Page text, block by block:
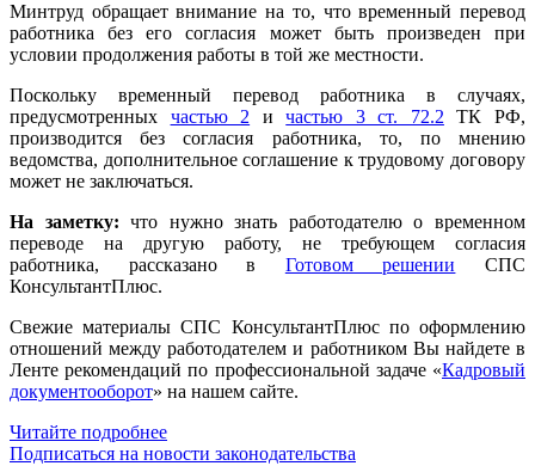
Минтруд обращает внимание на то, что временный перевод
работника без его согласия может быть произведен при
условии продолжения работы в той же местности.
Поскольку временный перевод работника в случаях,
предусмотренных частью 2 ичастью 3 ст. 72.2 ТК РФ,
производится без согласия работника, то, по мнению
ведомства, дополнительное соглашение к трудовому договору
может не заключаться.
На заметку:что нужно знать работодателю о временном
переводе на другую работу, не требующем согласия
работника, рассказано в Готовом решении СПС
КонсультантПлюс.
Свежие материалы СПС КонсультантПлюс по оформлению
отношений между работодателем и работником Вы найдете в
Ленте рекомендаций по профессиональной задаче «Кадровый
документооборот» на нашем сайте.
Читайте подробнее
Подписаться на новости законодательства